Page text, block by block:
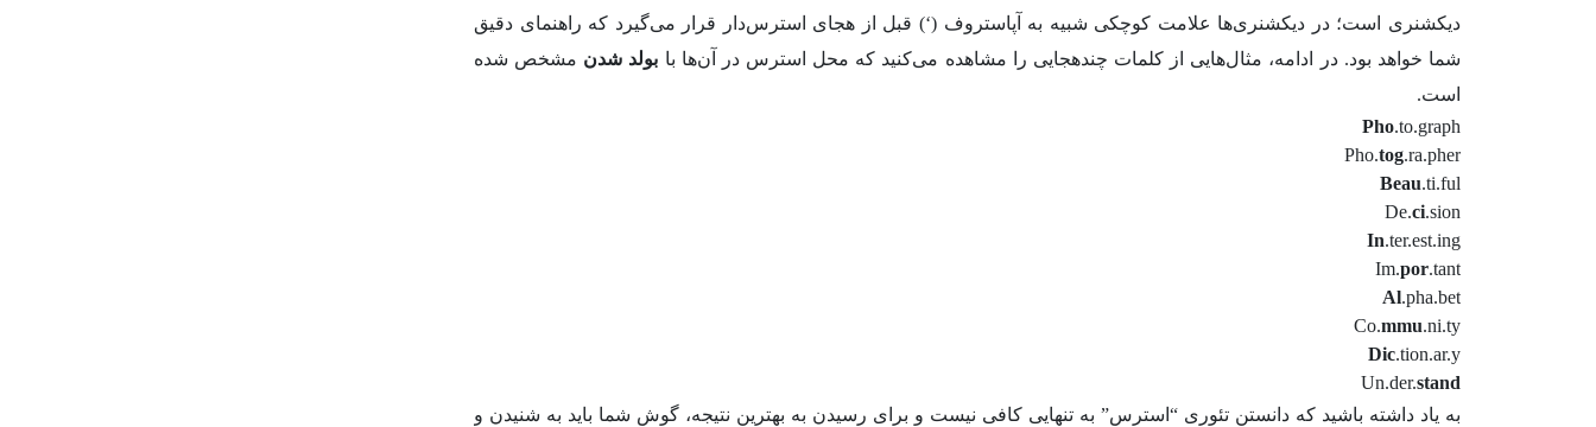
دیکشنری است؛ در دیکشنری‌ها علامت کوچکی شبیه به آپاستروف (‘) قبل از هجای استرس‌دار قرار می‌گیرد که راهنمای دقیق
شما خواهد بود. در ادامه، مثال‌هایی از کلمات چند‌هجایی را مشاهده می‌کنید که محل استرس در آن‌ها با بولد شدن مشخص شده
است.
Pho.to.graph
Pho.tog.ra.pher
Beau.ti.ful
De.ci.sion
In.ter.est.ing
Im.por.tant
Al.pha.bet
Co.mmu.ni.ty
Dic.tion.ar.y
Un.der.stand
به یاد داشته باشید که دانستن تئوری “استرس” به تنهایی کافی نیست و برای رسیدن به بهترین نتیجه، گوش شما باید به شنیدن و